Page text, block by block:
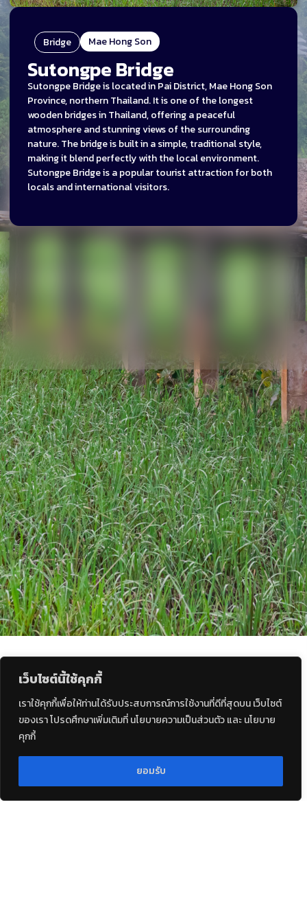
เว็บไซต์นี้ใช้คุกกี้
เราใช้คุกกี้เพื่อให้ท่านได้รับประสบการณ์การใช้งานที่ดีที่สุดบน เว็บไซต์
ของเรา โปรดศึกษาเพิ่มเติมที่ นโยบายความเป็นส่วนตัว และ นโยบาย
คุกกี้
ยอมรับ
Bridge Mae Hong Son
Sutongpe Bridge
Sutongpe Bridge is located in Pai District, Mae Hong Son
Province, northern Thailand. It is one of the longest
wooden bridges in Thailand, offering a peaceful
atmosphere and stunning views of the surrounding
nature. The bridge is built in a simple, traditional style,
making it blend perfectly with the local environment.
Sutongpe Bridge is a popular tourist attraction for both
locals and international visitors.